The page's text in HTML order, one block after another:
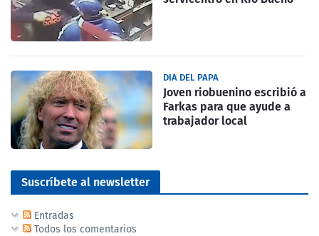
DIA DEL PAPA
Joven riobuenino escribió a
Farkas para que ayude a
trabajador local
Suscríbete al newsletter
Entradas
Todos los comentarios